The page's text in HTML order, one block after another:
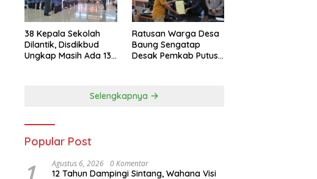
38 Kepala Sekolah
Dilantik, Disdikbud
Ungkap Masih Ada 133
Ratusan Warga Desa
Baung Sengatap
Desak Pemkab Putus
Selengkapnya
Popular Post
Agustus 6, 2026 0 Komentar
12 Tahun Dampingi Sintang, Wahana Visi